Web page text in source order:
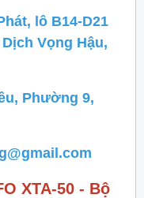
lô B14-D21
Vọng Hậu,
Phường 9,
XTA-50 - Bộ